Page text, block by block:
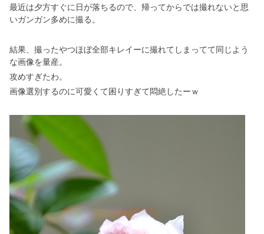
最近は夕方すぐに日が落ちるので、帰ってからでは撮れないと思
いガンガン多めに撮る。
結果、撮ったやつほぼ全部キレイーに撮れてしまってて同じよう
な画像を量産。
攻めすぎたわ。
画像選別するのに可愛くて困りすぎて悶絶したーｗ